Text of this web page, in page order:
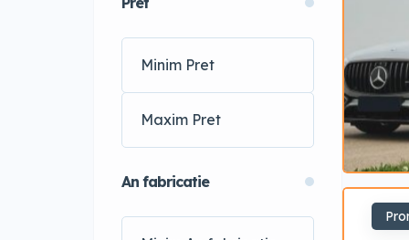
Opel
Porsche(4)
Seat(1)
Toyota(1)
Volkswagen(6)
Volvo(3)
An fabricatie